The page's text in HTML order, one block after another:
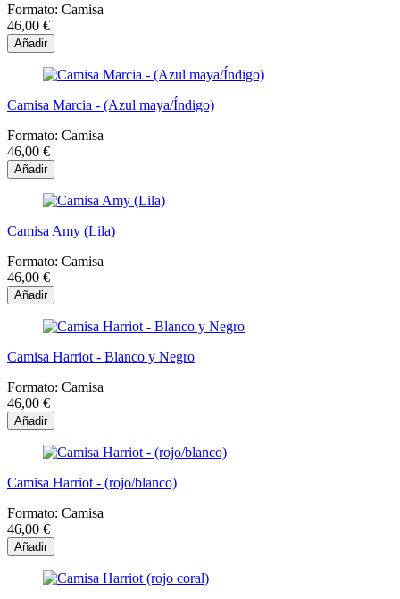
Formato: Camisa
46,00 €
Añadir
Camisa Marcia - (Azul maya/Índigo)
Formato: Camisa
46,00 €
Añadir
Camisa Amy (Lila)
Formato: Camisa
46,00 €
Añadir
Camisa Harriot - Blanco y Negro
Formato: Camisa
46,00 €
Añadir
Camisa Harriot - (rojo/blanco)
Formato: Camisa
46,00 €
Añadir